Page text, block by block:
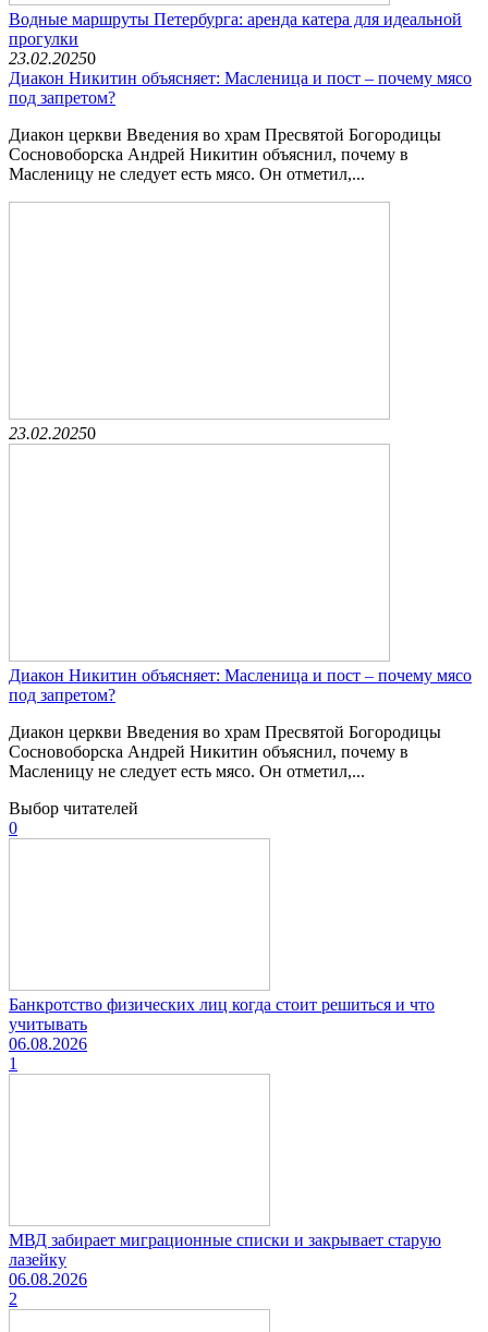
Водные маршруты Петербурга: аренда катера для идеальной
прогулки
23.02.20250
Диакон Никитин объясняет: Масленица и пост – почему мясо
под запретом?
Диакон церкви Введения во храм Пресвятой Богородицы
Сосновоборска Андрей Никитин объяснил, почему в
Масленицу не следует есть мясо. Он отметил,...
23.02.20250
Диакон Никитин объясняет: Масленица и пост – почему мясо
под запретом?
Диакон церкви Введения во храм Пресвятой Богородицы
Сосновоборска Андрей Никитин объяснил, почему в
Масленицу не следует есть мясо. Он отметил,...
Выбор читателей
0
Банкротство физических лиц когда стоит решиться и что
учитывать
06.08.2026
1
МВД забирает миграционные списки и закрывает старую
лазейку
06.08.2026
2